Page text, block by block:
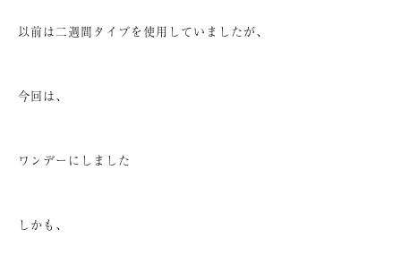
以前は二週間タイプを使用していましたが、
今回は、
ワンデーにしました
しかも、